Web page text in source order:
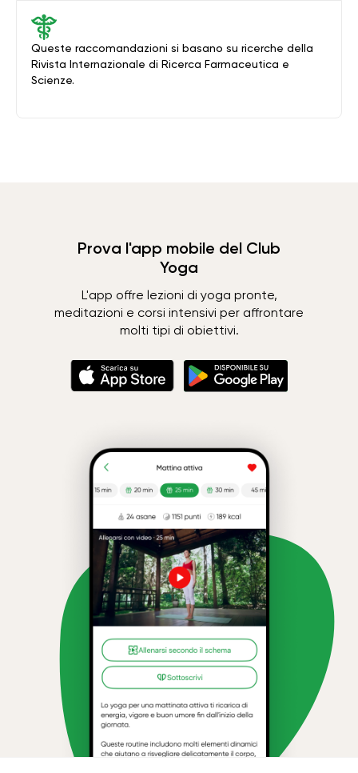
Queste raccomandazioni si basano su ricerche della
Rivista Internazionale di Ricerca Farmaceutica e
Scienze.
Prova l'app mobile del Club
Yoga
L'app offre lezioni di yoga pronte,
meditazioni e corsi intensivi per affrontare
molti tipi di obiettivi.